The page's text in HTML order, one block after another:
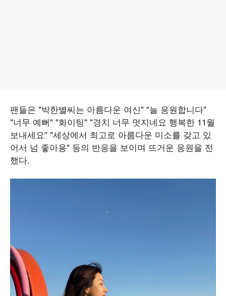
팬들은 "박한별씨는 아름다운 여신" "늘 응원합니다"
"너무 예뻐" "화이팅" "경치 너무 멋지네요 행복한 11월
보내세요" "세상에서 최고로 아름다운 미소를 갖고 있
어서 넘 좋아용" 등의 반응을 보이며 뜨거운 응원을 전
했다.